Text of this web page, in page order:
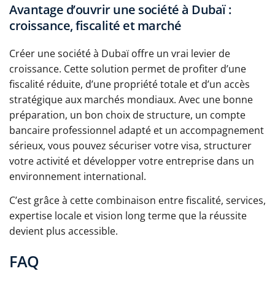
Avantage d’ouvrir une société à Dubaï :
croissance, fiscalité et marché
Créer une société à Dubaï offre un vrai levier de
croissance. Cette solution permet de profiter d’une
fiscalité réduite, d’une propriété totale et d’un accès
stratégique aux marchés mondiaux. Avec une bonne
préparation, un bon choix de structure, un compte
bancaire professionnel adapté et un accompagnement
sérieux, vous pouvez sécuriser votre visa, structurer
votre activité et développer votre entreprise dans un
environnement international.
C’est grâce à cette combinaison entre fiscalité, services,
expertise locale et vision long terme que la réussite
devient plus accessible.
FAQ